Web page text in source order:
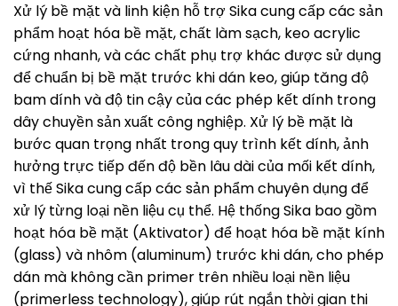
Xử lý bề mặt và linh kiện hỗ trợ Sika cung cấp các sản
phẩm hoạt hóa bề mặt, chất làm sạch, keo acrylic
cứng nhanh, và các chất phụ trợ khác được sử dụng
để chuẩn bị bề mặt trước khi dán keo, giúp tăng độ
bam dính và độ tin cậy của các phép kết dính trong
dây chuyền sản xuất công nghiệp. Xử lý bề mặt là
bước quan trọng nhất trong quy trình kết dính, ảnh
hưởng trực tiếp đến độ bền lâu dài của mối kết dính,
vì thế Sika cung cấp các sản phẩm chuyên dụng để
xử lý từng loại nền liệu cụ thể. Hệ thống Sika bao gồm
hoạt hóa bề mặt (Aktivator) để hoạt hóa bề mặt kính
(glass) và nhôm (aluminum) trước khi dán, cho phép
dán mà không cần primer trên nhiều loại nền liệu
(primerless technology), giúp rút ngắn thời gian thi